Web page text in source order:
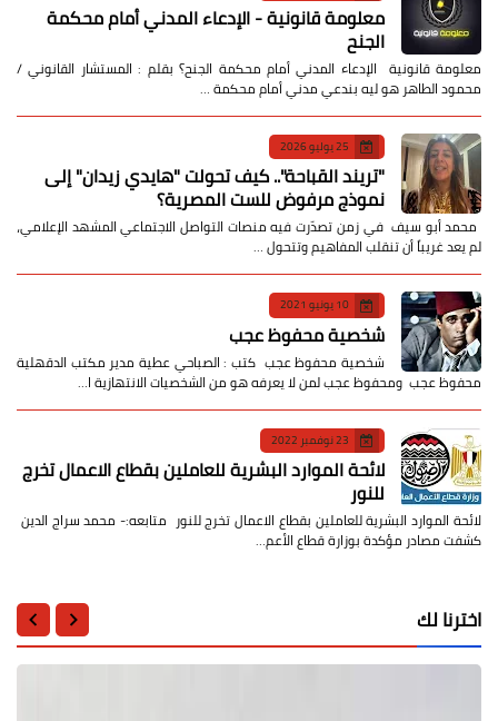
معلومة قانونية - الإدعاء المدني أمام محكمة
الجنح
معلومة قانونية الإدعاء المدني أمام محكمة الجنح؟ بقلم : المستشار القانوني /
محمود الطاهر هو ليه بندعي مدني أمام محكمة …
25 يوليو 2026
​"تريند القباحة".. كيف تحولت "هايدي زيدان" إلى
نموذج مرفوض للست المصرية؟
​ محمد أبو سيف ​في زمن تصدّرت فيه منصات التواصل الاجتماعي المشهد الإعلامي،
لم يعد غريباً أن تنقلب المفاهيم وتتحول …
10 يونيو 2021
شخصية محفوظ عجب
شخصية محفوظ عجب كتب : الصباحي عطية مدير مكتب الدقهلية
محفوظ عجب ومحفوظ عجب لمن لا يعرفه هو من الشخصيات الانتهازية ا…
23 نوفمبر 2022
لائحة الموارد البشرية للعاملين بقطاع الاعمال تخرج
للنور
لائحة الموارد البشرية للعاملين بقطاع الاعمال تخرج للنور متابعه:- محمد سراج الدين
كشفت مصادر مؤكدة بوزارة قطاع الأعم…
اخترنا لك